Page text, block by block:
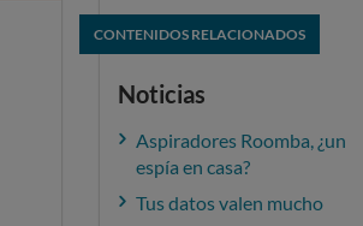
CONTENIDOS RELACIONADOS
Noticias
Aspiradores Roomba, ¿un
espía en casa?
Tus datos valen mucho